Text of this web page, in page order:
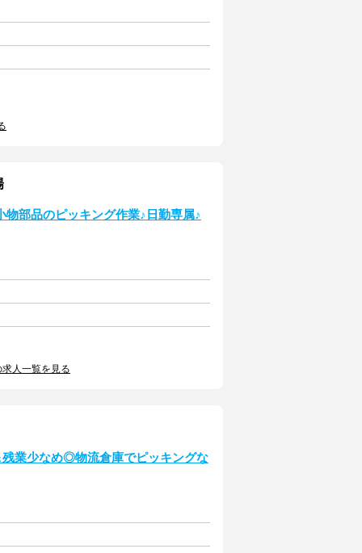
部品のピッキング作業♪日勤専属♪
人一覧を見る
業少なめ◎物流倉庫でピッキングな